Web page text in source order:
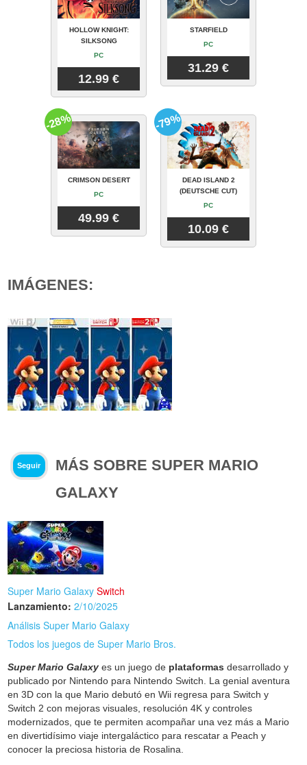
HOLLOW KNIGHT:
SILKSONG
PC
12.99 €
STARFIELD
PC
31.29 €
CRIMSON DESERT
PC
49.99 €
-28%
DEAD ISLAND 2
(DEUTSCHE CUT)
PC
10.09 €
-79%
IMÁGENES:
Seguir
MÁS SOBRE SUPER MARIO
GALAXY
Super Mario Galaxy Switch
Lanzamiento: 2/10/2025
Análisis Super Mario Galaxy
Todos los juegos de Super Mario Bros.
Super Mario Galaxy es un juego de plataformas desarrollado y
publicado por Nintendo para Nintendo Switch. La genial aventura
en 3D con la que Mario debutó en Wii regresa para Switch y
Switch 2 con mejoras visuales, resolución 4K y controles
modernizados, que te permiten acompañar una vez más a Mario
en divertidísimo viaje intergaláctico para rescatar a Peach y
conocer la preciosa historia de Rosalina.